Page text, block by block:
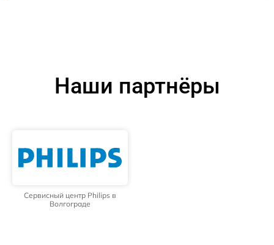
Наши партнёры
Сервисный центр Philips в
Волгограде